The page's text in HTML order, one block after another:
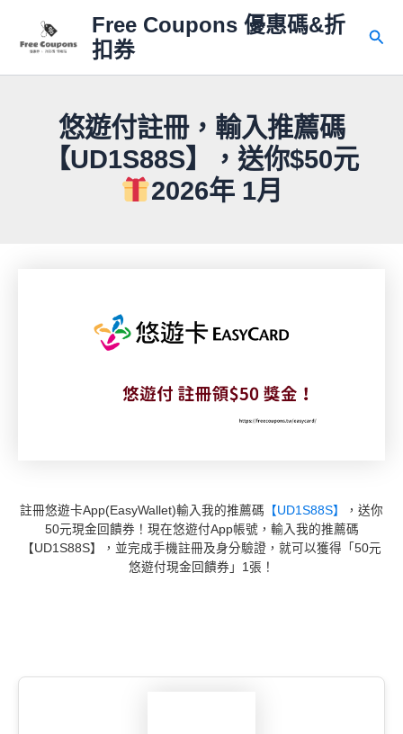
Free Coupons 優惠碼&折
扣券
搜
悠遊付註冊，輸入推薦碼
【UD1S88S】，送你$50元
2026年 1月
註冊悠遊卡App(EasyWallet)輸入我的推薦碼 【UD1S88S】
，送你
50元現金回饋券！現在悠遊付App帳號，輸入我的推薦碼
【UD1S88S】，並完成手機註冊及身分驗證，就可以獲得「50元
悠遊付現金回饋券」1張！